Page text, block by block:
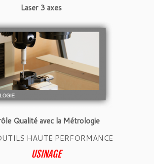
Laser 3 axes
Qualité avec la Métrologie
HAUTE PERFORMANCE
USINAGE